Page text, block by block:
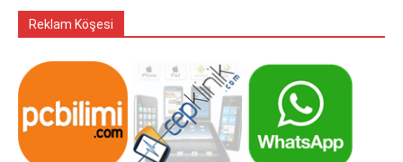
Reklam Köşesi